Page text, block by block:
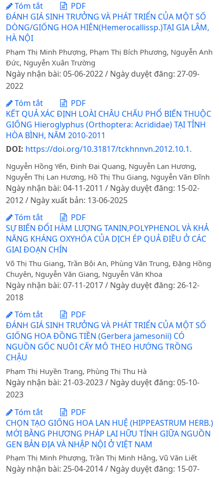
Tóm tắt
PDF
ĐÁNH GIÁ SINH TRƯỞNG VÀ PHÁT TRIỂN CỦA MỘT SỐ
DÒNG/GIỐNG HOA HIÊN(Hemerocallissp.)TẠI GIA LÂM,
HÀ NỘI
Phạm Thị Minh Phượng, Phạm Thị Bích Phương, Nguyễn Anh
Đức, Nguyễn Xuân Trường
Ngày nhận bài: 05-06-2022 / Ngày duyệt đăng: 27-09-
2022
Tóm tắt
PDF
KẾT QUẢ XÁC ĐỊNH LOÀI CHÂU CHẤU PHỔ BIẾN THUỘC
GIỐNG Hieroglyphus (Orthoptera: Acrididae) TẠI TỈNH
HÒA BÌNH, NĂM 2010-2011
DOI: https://doi.org/10.31817/tckhnnvn.2012.10.1.
Nguyễn Hồng Yến, Đinh Đại Quang, Nguyễn Lan Hương,
Nguyễn Thị Lan Hương, Hồ Thị Thu Giang, Nguyễn Văn Đĩnh
Ngày nhận bài: 04-11-2011 / Ngày duyệt đăng: 15-02-
2012 / Ngày xuất bản: 13-06-2025
Tóm tắt
PDF
SỰ BIẾN ĐỔI HÀM LƯỢNG TANIN,POLYPHENOL VÀ KHẢ
NĂNG KHÁNG OXYHÓA CỦA DỊCH ÉP QUẢ ĐIỀU Ở CÁC
GIAI ĐOẠN CHÍN
Võ Thị Thu Giang, Trần Bội An, Phùng Văn Trung, Đặng Hồng
Chuyên, Nguyễn Văn Giang, Nguyễn Văn Khoa
Ngày nhận bài: 07-11-2017 / Ngày duyệt đăng: 26-12-
2018
Tóm tắt
PDF
ĐÁNH GIÁ SINH TRƯỞNG VÀ PHÁT TRIỂN CỦA MỘT SỐ
GIỐNG HOA ĐỒNG TIỀN (Gerbera jamesonii) CÓ
NGUỒN GỐC NUÔI CẤY MÔ THEO HƯỚNG TRỒNG
CHẬU
Phạm Thị Huyền Trang, Phùng Thị Thu Hà
Ngày nhận bài: 21-03-2023 / Ngày duyệt đăng: 05-10-
2023
Tóm tắt
PDF
CHỌN TẠO GIỐNG HOA LAN HUỆ (HIPPEASTRUM HERB.)
MỚI BẰNG PHƯƠNG PHÁP LAI HỮU TÍNH GIỮA NGUỒN
GEN BẢN ĐỊA VÀ NHẬP NỘI Ở VIỆT NAM
Phạm Thị Minh Phượng, Trần Thị Minh Hằng, Vũ Văn Liết
Ngày nhận bài: 25-04-2014 / Ngày duyệt đăng: 15-07-